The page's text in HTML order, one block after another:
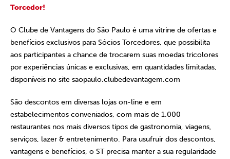
Torcedor!
O Clube de Vantagens do São Paulo é uma vitrine de ofertas e
benefícios exclusivos para Sócios Torcedores, que possibilita
aos participantes a chance de trocarem suas moedas tricolores
por experiências únicas e exclusivas, em quantidades limitadas,
disponíveis no site saopaulo.clubedevantagem.com
São descontos em diversas lojas on-line e em
estabelecimentos conveniados, com mais de 1.000
restaurantes nos mais diversos tipos de gastronomia, viagens,
serviços, lazer & entretenimento. Para usufruir dos descontos,
vantagens e benefícios, o ST precisa manter a sua regularidade